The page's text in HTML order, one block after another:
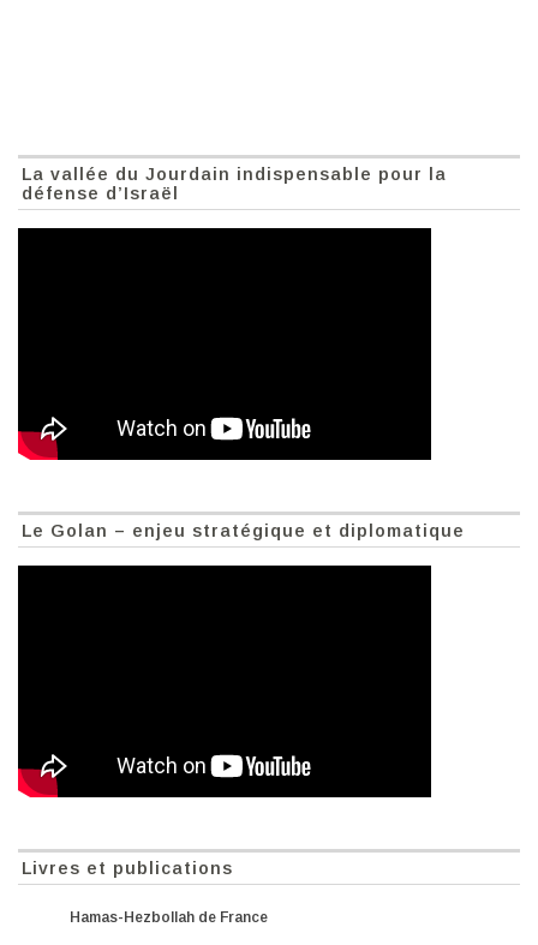
La vallée du Jourdain indispensable pour la
défense d’Israël
Le Golan – enjeu stratégique et diplomatique
Livres et publications
Hamas-Hezbollah de France